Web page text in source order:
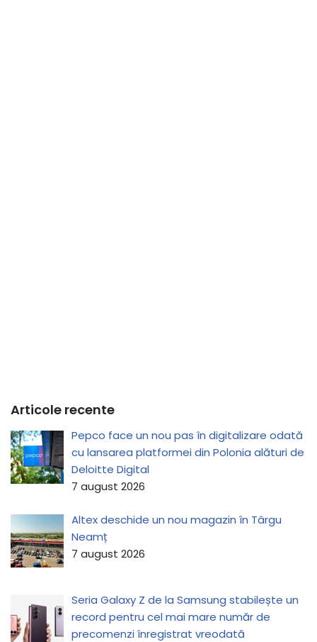
Articole recente
Pepco face un nou pas în digitalizare odată
cu lansarea platformei din Polonia alături de
Deloitte Digital
7 august 2026
Altex deschide un nou magazin în Târgu
Neamț
7 august 2026
Seria Galaxy Z de la Samsung stabilește un
record pentru cel mai mare număr de
precomenzi înregistrat vreodată